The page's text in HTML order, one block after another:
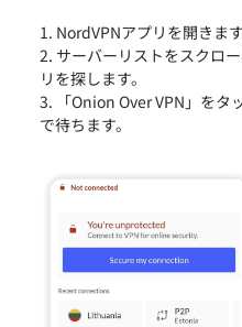
NordVPNアプリを開きます
サーバーリストをスクロ
リを探します。
「Onion Over VPN」を
で待ちます。